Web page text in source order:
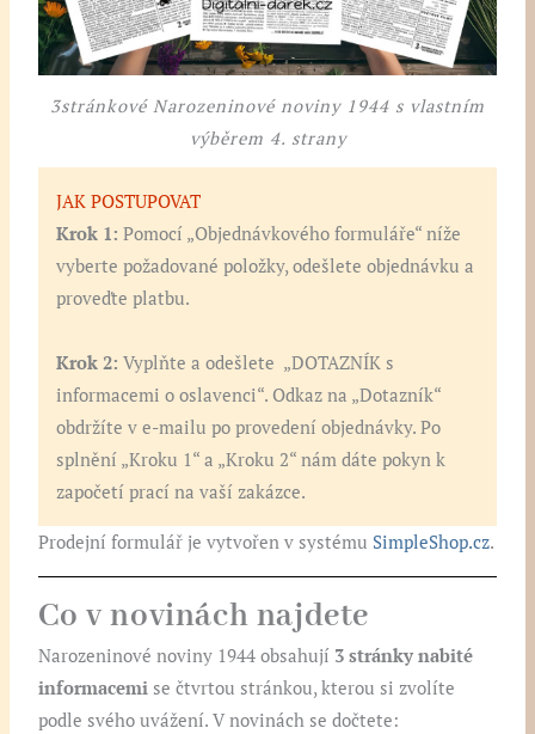
3stránkové Narozeninové noviny 1944 s vlastním
výběrem 4. strany
JAK POSTUPOVAT
Krok 1: Pomocí „Objednávkového formuláře“ níže
vyberte požadované položky, odešlete objednávku a
proveďte platbu.
Krok 2: Vyplňte a odešlete „DOTAZNÍK s
informacemi o oslavenci“. Odkaz na „Dotazník“
obdržíte v e-mailu po provedení objednávky. Po
splnění „Kroku 1“ a „Kroku 2“ nám dáte pokyn k
započetí prací na vaší zakázce.
Prodejní formulář je vytvořen v systému SimpleShop.cz.
Co v novinách najdete
Narozeninové noviny 1944 obsahují 3 stránky nabité
informacemi se čtvrtou stránkou, kterou si zvolíte
podle svého uvážení. V novinách se dočtete: